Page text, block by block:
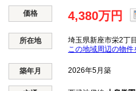
価格 4,380万円
所在地 埼玉県新座市栄2丁目
この地域周辺の物件
築年月 2026年5月築